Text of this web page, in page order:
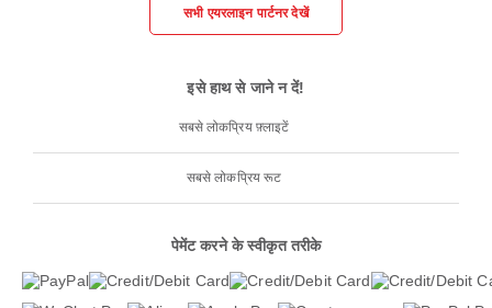
सभी एयरलाइन पार्टनर देखें
इसे हाथ से जाने न दें!
सबसे लोकप्रिय फ़्लाइटें
सबसे लोकप्रिय रूट
पेमेंट करने के स्वीकृत तरीके